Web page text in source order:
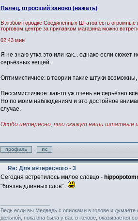
Палец, отросший заново (нажать)
В любом городке Соединенных Штатов есть огромные
торговом центре за прилавком магазина можно
02:43 мин
Я не знаю утка это или как... однако если
серьёзных вещей.
Оптимистичное: в теории такие штуки
Пессимистичное: как-то уж очень не серьёзно
Но по моим наблюдениям и это достойное
случае.
Особо интересно, что скажут наши штатные
Профиль
Отправить личное
Re: Для интересного - 3
Сегодня встретилось милое словцо -
"боязнь длинных слов" .
Ведь если вы Медведь с опилками в голове и
дельной, пока она была у вас в голове, оказывается